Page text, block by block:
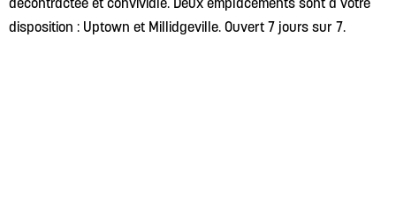
disposition : Uptown et Millidgeville. Ouvert 7 jours sur 7.